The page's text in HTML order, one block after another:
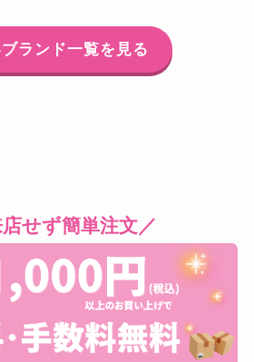
ランド一覧を見る
せず簡単注文／